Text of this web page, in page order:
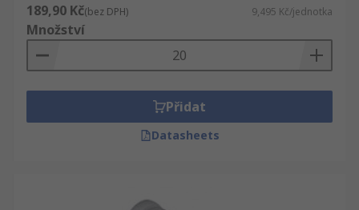
189,90 Kč(bez DPH) 9,495 Kč/jednotka
Množství
Přidat
Datasheets